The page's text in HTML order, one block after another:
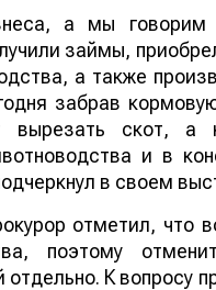
а мы говорим
займы,
а также
забрав
вырезать скот, а
и в
в своем
отметил, что
поэтому
К вопросу